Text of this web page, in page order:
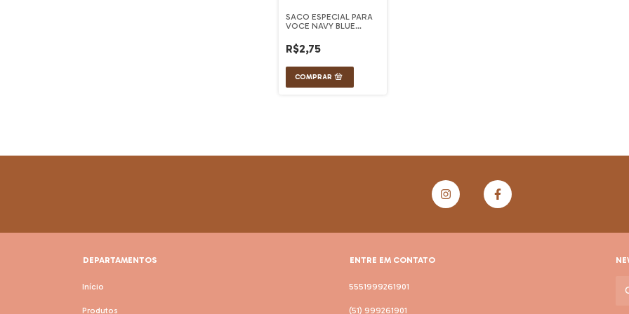
SACO ESPECIAL PARA
VOCE NAVY BLUE
R$2,75
DEPARTAMENTOS
Início
Produtos
ENTRE EM CONTATO
5551999261901
(51) 999261901